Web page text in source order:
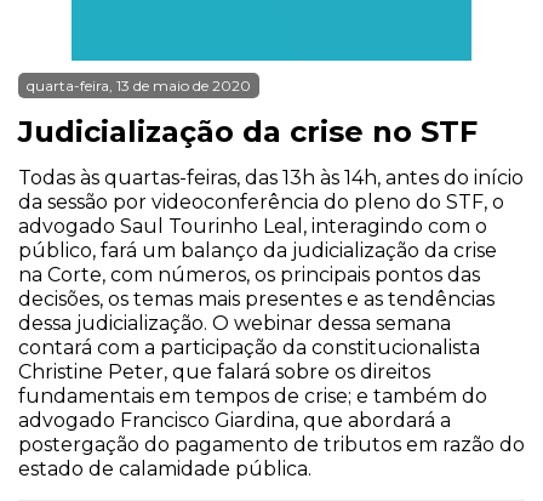
quarta-feira, 13 de maio de 2020
Judicialização da crise no STF
Todas às quartas-feiras, das 13h às 14h, antes do início
da sessão por videoconferência do pleno do STF, o
advogado Saul Tourinho Leal, interagindo com o
público, fará um balanço da judicialização da crise
na Corte, com números, os principais pontos das
decisões, os temas mais presentes e as tendências
dessa judicialização. O webinar dessa semana
contará com a participação da constitucionalista
Christine Peter, que falará sobre os direitos
fundamentais em tempos de crise; e também do
advogado Francisco Giardina, que abordará a
postergação do pagamento de tributos em razão do
estado de calamidade pública.